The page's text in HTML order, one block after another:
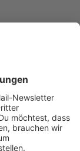
und dabei
noch nie
um das
Bei
sich das
und